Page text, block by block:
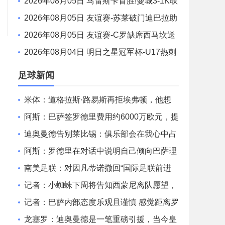
赛全明星 赖因德斯努里破门塞梅尼奥助攻
2026年08月05日 友谊赛-苏莱破门迪巴拉助
攻 罗马4-1纽波特郡
2026年08月05日 友谊赛-C罗缺席西马坎送
点 胜利0-2不敌阿尔梅里亚
2026年08月04日 明日之星冠军杯-U17热刺
0-1上海U17 李文博制胜球
足球新闻
米体：道格拉斯·路易斯再拒埃弗顿，他想
留队 但俱乐部尚未敲定
阿斯：巴萨签罗德里费用约6000万欧元，提
供4年税前3000万欧合同
迪奥曼德告别莱比锡：俱乐部会在我心中占
据特殊位置，感谢所有
阿斯：罗德里在对话中说明自己倾向巴萨理
由，皇马对此理解＆祝好
南美足联：对因凡蒂诺撤回“国际足联前进
企业计划”提案表示欢迎
记者：小蜘蛛下周将告知西蒙尼离队愿望，
并希望得到理解和帮助
记者：巴萨内部态度乐观且谨慎 感觉距离罗
德里转会完成更近了
龙塞罗：迪奥曼德是一笔重磅引援，当今皇